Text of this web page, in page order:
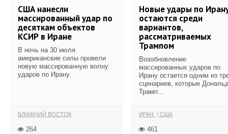
США нанесли
массированный удар по
десяткам объектов
КСИР в Иране
В ночь на 30 июля
американские силы провели
новую массированную волну
ударов по Ирану.
БЛИЖНИЙ ВОСТОК
264
Новые удары по
остаются среди
вариантов,
рассматриваемых
Трампом
Возобновление
массированных ударов по
Ирану остается одним из
сценариев, которые
Трамп...
ИРАН США
461